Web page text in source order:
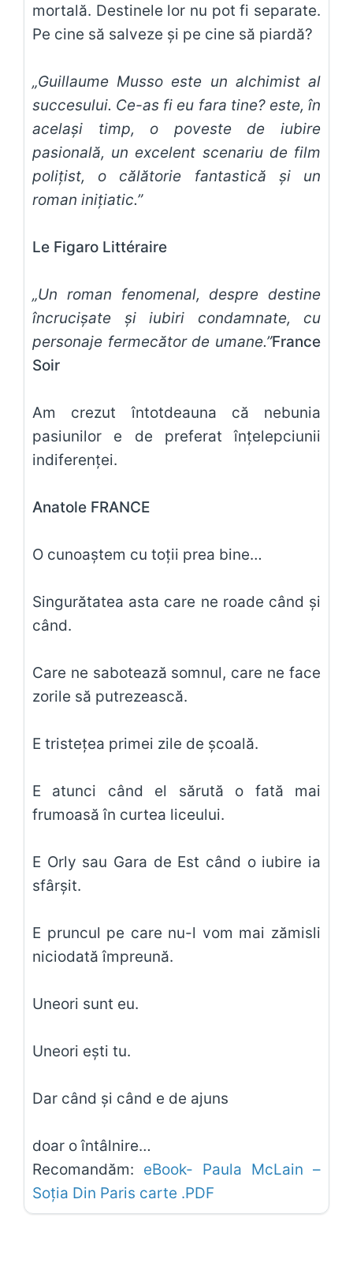
mortală. Destinele lor nu pot fi separate.
Pe cine să salveze şi pe cine să piardă?
„Guillaume Musso este un alchimist al
succesului. Ce-as fi eu fara tine? este, în
acelaşi timp, o poveste de iubire
pasională, un excelent scenariu de film
poliţist, o călătorie fantastică şi un
roman iniţiatic.”
Le Figaro Littéraire
„Un roman fenomenal, despre destine
încrucişate şi iubiri condamnate, cu
personaje fermecător de umane.”France
Soir
Am crezut întotdeauna că nebunia
pasiunilor e de preferat înţelepciunii
indiferenţei.
Anatole FRANCE
O cunoaştem cu toţii prea bine…
Singurătatea asta care ne roade când şi
când.
Care ne sabotează somnul, care ne face
zorile să putrezească.
E tristeţea primei zile de şcoală.
E atunci când el sărută o fată mai
frumoasă în curtea liceului.
E Orly sau Gara de Est când o iubire ia
sfârşit.
E pruncul pe care nu-l vom mai zămisli
niciodată împreună.
Uneori sunt eu.
Uneori eşti tu.
Dar când şi când e de ajuns
doar o întâlnire…
Recomandăm: eBook- Paula McLain –
Soția Din Paris carte .PDF